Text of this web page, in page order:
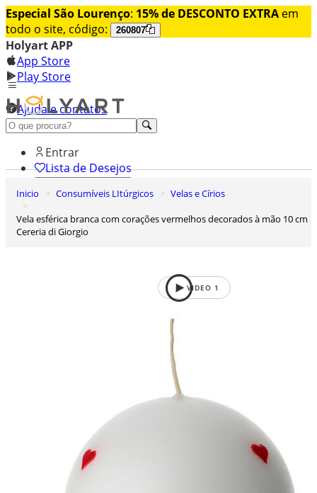
Especial São Lourenço: 15% de DESCONTO EXTRA em
todo o site, código:
260807
Holyart APP
App Store
Play Store
Ajuda e contatos
Conheça premium
Entrar
Lista de Desejos
0
Inicio Consumíveis LItúrgicos
Velas e Círios
Vela esférica branca com corações vermelhos decorados à mão 10 cm
Cereria di Giorgio
VIDEO 1